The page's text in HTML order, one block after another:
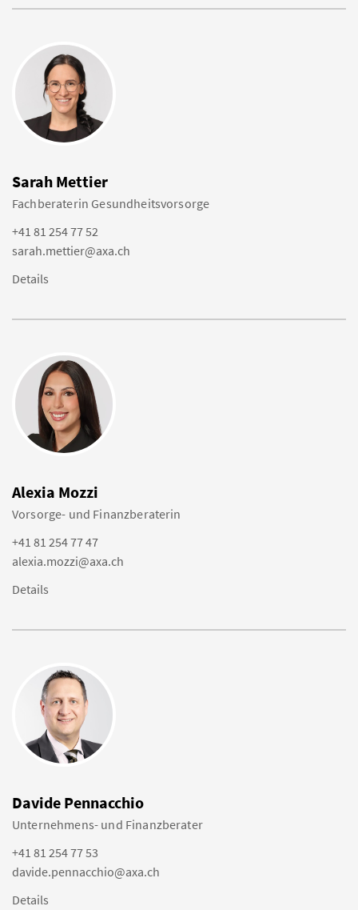
Sarah Mettier
Fachberaterin Gesundheitsvorsorge
+41 81 254 77 52
sarah.mettier@axa.ch
Details
Alexia Mozzi
Vorsorge- und Finanzberaterin
+41 81 254 77 47
alexia.mozzi@axa.ch
Details
Davide Pennacchio
Unternehmens- und Finanzberater
+41 81 254 77 53
davide.pennacchio@axa.ch
Details